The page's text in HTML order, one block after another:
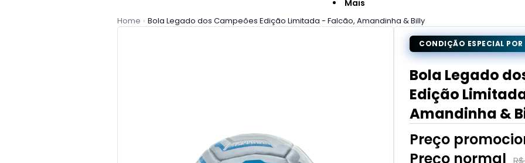
Mais
Home › Bola Legado dos Campeões Edição Limitada - Falcão, Amandinha & Billy
CONDIÇÃO ESPECIAL
Bola Legado
Edição
Amandinha &
Preço
Preço normal